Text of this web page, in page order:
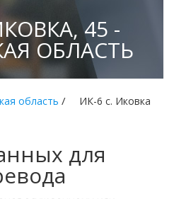
45 -
ОБЛАСТЬ
область / ИК-6 с. Иковка
для